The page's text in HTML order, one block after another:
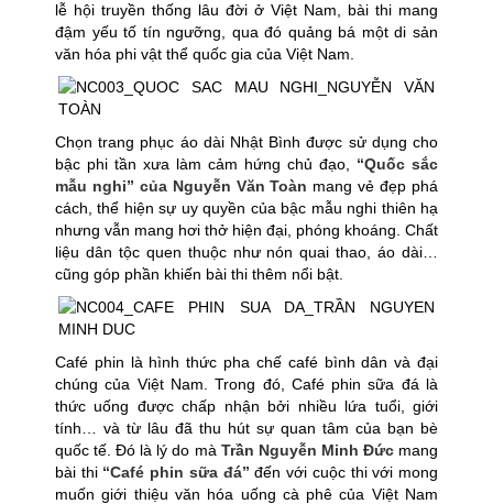
lễ hội truyền thống lâu đời ở Việt Nam, bài thi mang
đậm yếu tố tín ngưỡng, qua đó quảng bá một di sản
văn hóa phi vật thể quốc gia của Việt Nam.
Chọn trang phục áo dài Nhật Bình được sử dụng cho
bậc phi tần xưa làm cảm hứng chủ đạo, “Quốc sắc
mẫu nghi” của Nguyễn Văn Toàn mang vẻ đẹp phá
cách, thể hiện sự uy quyền của bậc mẫu nghi thiên hạ
nhưng vẫn mang hơi thở hiện đại, phóng khoáng. Chất
liệu dân tộc quen thuộc như nón quai thao, áo dài…
cũng góp phần khiến bài thi thêm nổi bật.
Café phin là hình thức pha chế café bình dân và đại
chúng của Việt Nam. Trong đó, Café phin sữa đá là
thức uống được chấp nhận bởi nhiều lứa tuổi, giới
tính… và từ lâu đã thu hút sự quan tâm của bạn bè
quốc tế. Đó là lý do mà Trần Nguyễn Minh Đứcmang
bài thi “Café phin sữa đá” đến với cuộc thi với mong
muốn giới thiệu văn hóa uống cà phê của Việt Nam